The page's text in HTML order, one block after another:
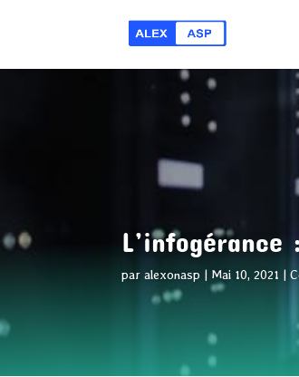
paralexonasp Mai 10, 2021